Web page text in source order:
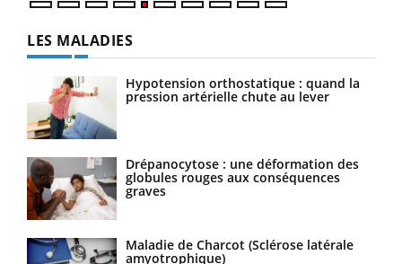
LES MALADIES
Hypotension orthostatique : quand la
pression artérielle chute au lever
Drépanocytose : une déformation des
globules rouges aux conséquences
graves
Maladie de Charcot (Sclérose latérale
amyotrophique)